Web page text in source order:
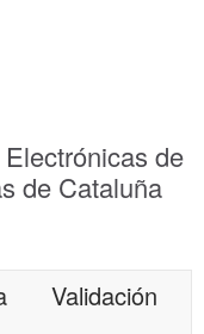
de
de Cataluña
Validación